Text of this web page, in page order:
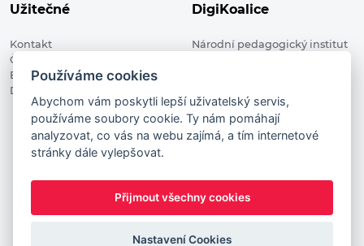
Užitečné
Kontakt
Členské organizace
Blog
Digitalizace ve vzdělávání
DigiKoalice
Národní pedagogický institut
DigiKoalice 2021. All rights reserved
Vstup do administrace
This project has received funding from the European
Commission Innovation and Networks Executive Agency (now
Commission and the European Commission is not responsible
Používáme cookies
Abychom vám poskytli lepší uživatelský servis,
používáme soubory cookie. Ty nám pomáhají
analyzovat, co vás na webu zajímá, a tím internetové
stránky dále vylepšovat.
Přijmout všechny cookies
Nastavení Cookies